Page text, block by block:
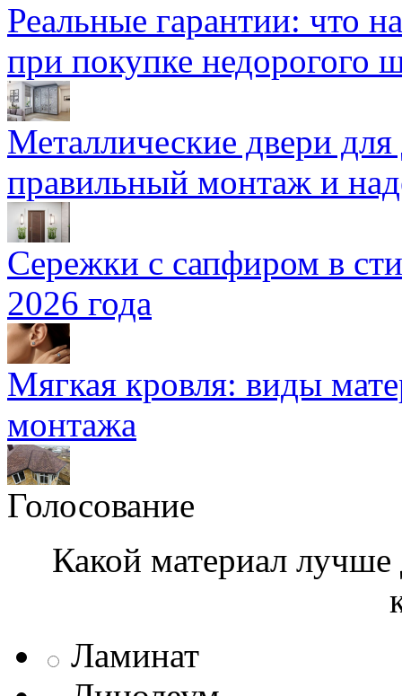
Реальные гарантии: что
при покупке недорогого
Металлические двери
правильный монтаж и
Сережки с сапфиром в
2026 года
Мягкая кровля: виды
монтажа
Голосование
Какой материал
Ламинат